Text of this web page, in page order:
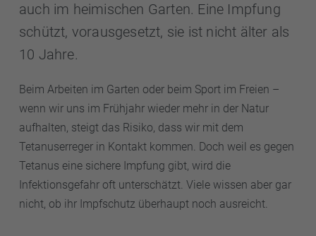
auch im heimischen Garten. Eine Impfung
schützt, vorausgesetzt, sie ist nicht älter als
10 Jahre.
Beim Arbeiten im Garten oder beim Sport im Freien –
wenn wir uns im Frühjahr wieder mehr in der Natur
aufhalten, steigt das Risiko, dass wir mit dem
Tetanuserreger in Kontakt kommen. Doch weil es gegen
Tetanus eine sichere Impfung gibt, wird die
Infektionsgefahr oft unterschätzt. Viele wissen aber gar
nicht, ob ihr Impfschutz überhaupt noch ausreicht.